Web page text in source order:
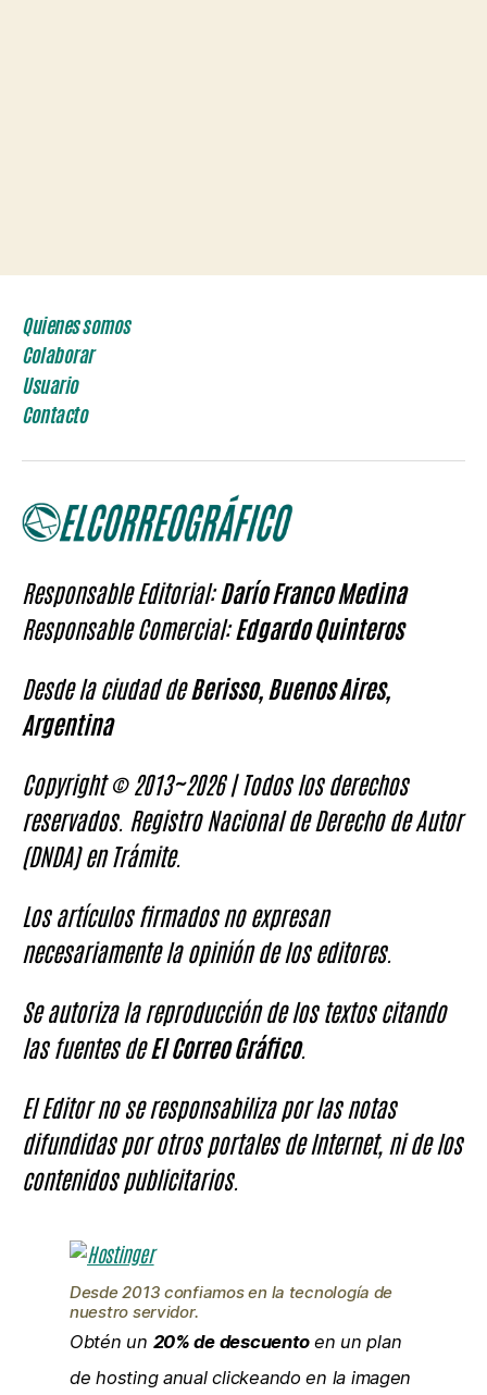
Quienes somos
Colaborar
Usuario
Contacto
Responsable Editorial:Darío Franco Medina
Responsable Comercial:Edgardo Quinteros
Desde la ciudad deBerisso, Buenos Aires,
Argentina
Copyright © 2013~2026 | Todos los derechos
reservados. Registro Nacional de Derecho de Autor
(DNDA) en Trámite.
Los artículos firmados no expresan
necesariamente la opinión de los editores.
Se autoriza la reproducción de los textos citando
las fuentes deEl Correo Gráfico.
El Editor no se responsabiliza por las notas
difundidas por otros portales de Internet, ni de los
contenidos publicitarios.
Desde 2013 confiamos en la tecnología de
nuestro servidor.
Obtén un 20% de descuentoen un plan
de hosting anual clickeando en la imagen